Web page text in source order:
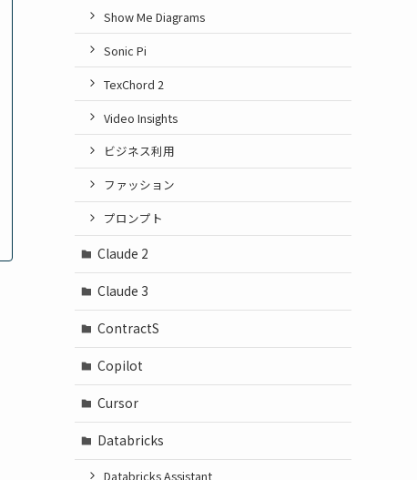
Show Me Diagrams
Sonic Pi
TexChord 2
Video Insights
ビジネス利用
ファッション
プロンプト
Claude 2
Claude 3
ContractS
Copilot
Cursor
Databricks
Databricks Assistant